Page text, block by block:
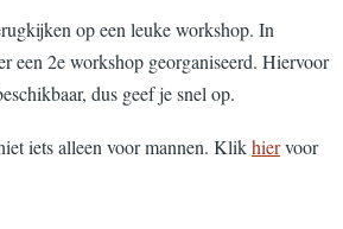
op een leuke workshop. In
een 2e workshop georganiseerd. Hiervoor
dus geef je snel op.
iets alleen voor mannen. Klikhiervoor